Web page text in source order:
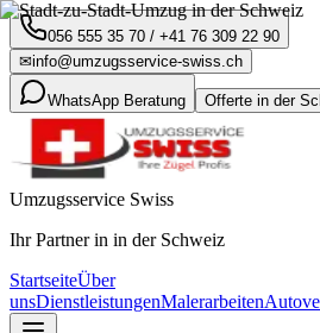
056 555 35 70 / +41 76 309 22 90
✉info@umzugsservice-swiss.ch
WhatsApp Beratung Offerte in der
Umzugsservice Swiss
Ihr Partner in in der Schweiz
StartseiteÜber
unsDienstleistungenMalerarbeiten